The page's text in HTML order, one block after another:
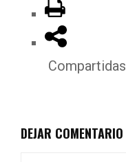
Compartidas
DEJAR COMENTARIO